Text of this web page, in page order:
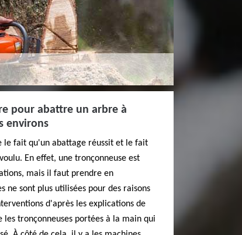
pour abattre un arbre à
environs
le fait qu'un abattage réussit et le fait
En effet, une tronçonneuse est
mais il faut prendre en
ne sont plus utilisées pour des raisons
d'après les explications de
les tronçonneuses portées à la main qui